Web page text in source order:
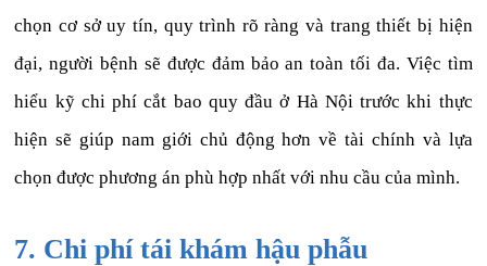
chọn cơ sở uy tín, quy trình rõ ràng và trang thiết bị hiện
đại, người bệnh sẽ được đảm bảo an toàn tối đa. Việc tìm
hiểu kỹ chi phí cắt bao quy đầu ở Hà Nội trước khi thực
hiện sẽ giúp nam giới chủ động hơn về tài chính và lựa
chọn được phương án phù hợp nhất với nhu cầu của mình.
7. Chi phí tái khám hậu phẫu